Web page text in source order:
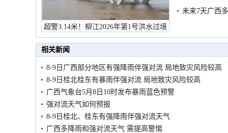
超警3.14米！柳江2026年第1号洪水过境
市民在堤岸见证汛况
未来7天广西
相关新闻
8-9日广西部分地区有强降雨伴强对流 局地致灾风险较高
8-9日桂北桂东有暴雨伴强对流 局地致灾风险较高
广西气象台5月8日10时发布暴雨蓝色预警
强对流天气如何预报
8-9日桂北、桂东有强降雨伴强对流天气
广西多降雨和强对流天气 需提高警惕